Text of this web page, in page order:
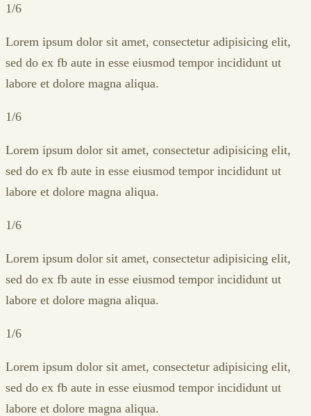
1/6
Lorem ipsum dolor sit amet, consectetur adipisicing elit,
sed do ex fb aute in esse eiusmod tempor incididunt ut
labore et dolore magna aliqua.
1/6
Lorem ipsum dolor sit amet, consectetur adipisicing elit,
sed do ex fb aute in esse eiusmod tempor incididunt ut
labore et dolore magna aliqua.
1/6
Lorem ipsum dolor sit amet, consectetur adipisicing elit,
sed do ex fb aute in esse eiusmod tempor incididunt ut
labore et dolore magna aliqua.
1/6
Lorem ipsum dolor sit amet, consectetur adipisicing elit,
sed do ex fb aute in esse eiusmod tempor incididunt ut
labore et dolore magna aliqua.